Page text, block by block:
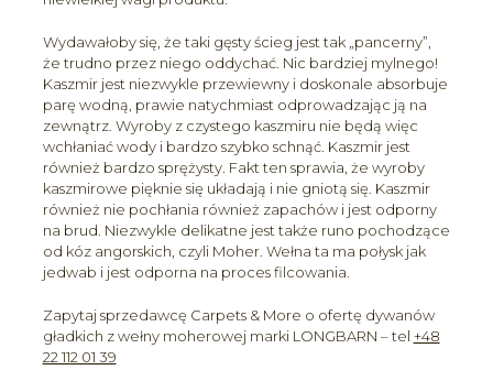
Wydawałoby się, że taki gęsty ścieg jest tak „pancerny”,
że trudno przez niego oddychać. Nic bardziej mylnego!
Kaszmir jest niezwykle przewiewny i doskonale absorbuje
parę wodną, prawie natychmiast odprowadzając ją na
zewnątrz. Wyroby z czystego kaszmiru nie będą więc
wchłaniać wody i bardzo szybko schnąć. Kaszmir jest
również bardzo sprężysty. Fakt ten sprawia, że wyroby
kaszmirowe pięknie się układają i nie gniotą się. Kaszmir
również nie pochłania również zapachów i jest odporny
na brud. Niezwykle delikatne jest także runo pochodzące
od kóz angorskich, czyli Moher. Wełna ta ma połysk jak
jedwab i jest odporna na proces filcowania.
Zapytaj sprzedawcę Carpets & More o ofertę dywanów
gładkich z wełny moherowej marki LONGBARN – tel +48
22 112 01 39